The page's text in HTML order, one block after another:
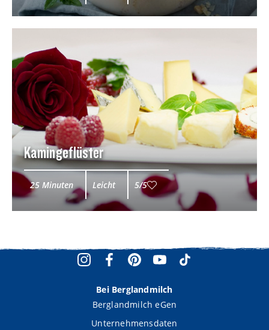
Kamingeflüster
25 Minuten Leicht 5/5
Bei Berglandmilch
Berglandmilch eGen
Unternehmensdaten